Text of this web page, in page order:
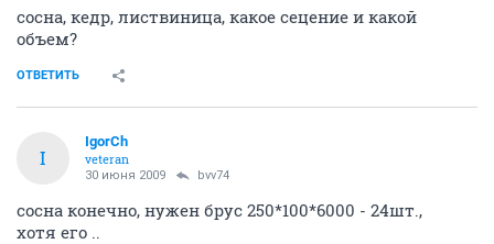
сосна, кедр, листвиница, какое сецение и какой
объем?
ОТВЕТИТЬ
I
IgorCh
veteran
30 июня 2009 bvv74
сосна конечно, нужен брус 250*100*6000 - 24шт.,
хотя его ..